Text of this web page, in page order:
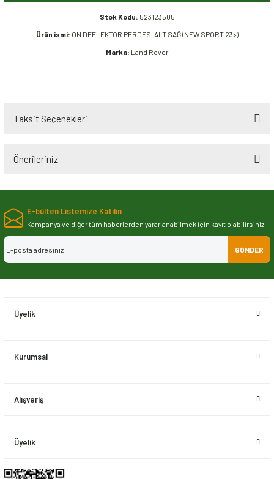
Stok Kodu: 523123505
Ürün ismi: ÖN DEFLEKTÖR PERDESİ ALT SAĞ (NEW SPORT 23>)
Marka: Land Rover
Taksit Seçenekleri
Önerileriniz
Bu ürünün fiyat bilgisi, resim, ürün açıklamalarında ve diğer konularda
iletebilirsiniz.
Görüş ve önerileriniz için teşekkür ederiz.
Ürün resmi kalitesiz, bozuk veya görüntülenemiyor.
E-bülten Listemize Katılın
Kampanya ve diğer tüm haberlerden yararlanabilmek için kayıt olabilirsiniz
GÖNDER
Üyelik
Kurumsal
Alışveriş
Üyelik